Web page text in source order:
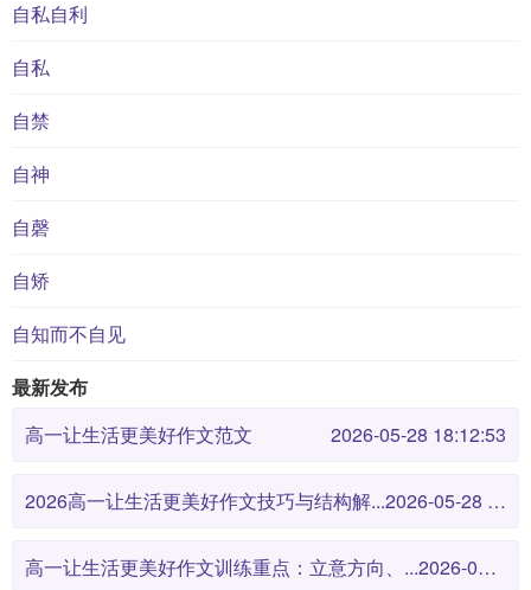
自私自利
自私
自禁
自神
自磬
自矫
自知而不自见
最新发布
高一让生活更美好作文范文
2026-05-28 18:12:53
2026高一让生活更美好作文技巧与结构解... 2026-05-28 18:12:46
高一让生活更美好作文训练重点：立意方向、... 2026-05-28 18:12:38